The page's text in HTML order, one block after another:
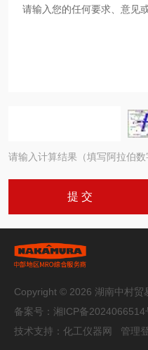
请输入计算结果（填写阿拉伯
Copyright © 2026 湖南中村贸
备案号： 湘ICP备2024066514
技术支持： 化工仪器网 管理